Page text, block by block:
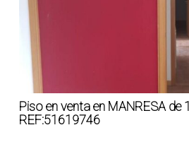
Piso en venta en MANRESA de
REF:51619746